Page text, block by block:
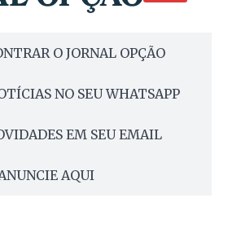
O JORNAL OPÇÃO
NO SEU WHATSAPP
EM SEU EMAIL
AQUI